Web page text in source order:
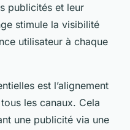
publicités et leur
stimule la visibilité
utilisateur à chaque
est l’alignement
les canaux. Cela
une publicité via une